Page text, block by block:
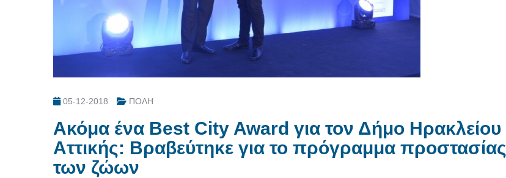
05-12-2018 ΠΟΛΗ
Ακόμα ένα Best City Award για τον Δήμο Ηρακλείου
Αττικής: Βραβεύτηκε για το πρόγραμμα προστασίας
των ζώων